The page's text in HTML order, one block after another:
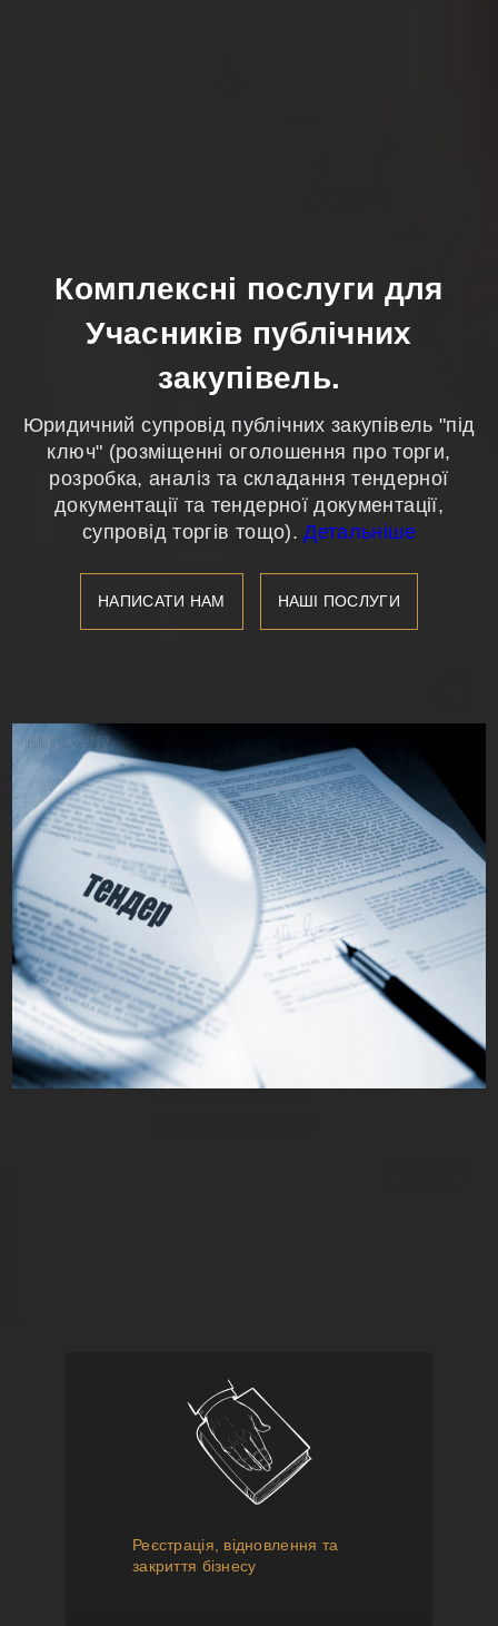
Комплексні послуги для
Учасників публічних
закупівель.
Юридичний супровід публічних закупівель "під
ключ" (розміщенні оголошення про торги,
розробка, аналіз та складання тендерної
документації та тендерної документації,
супровід торгів тощо).Детальніше
НАПИСАТИ НАМ НАШІ ПОСЛУГИ
Реєстрація, відновлення та
закриття бізнесу